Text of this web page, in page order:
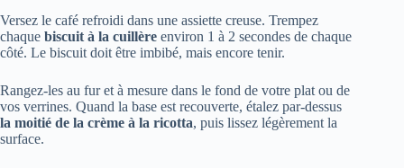
Versez le café refroidi dans une assiette creuse. Trempez
chaque biscuit à la cuillère environ 1 à 2 secondes de chaque
côté. Le biscuit doit être imbibé, mais encore tenir.
Rangez-les au fur et à mesure dans le fond de votre plat ou de
vos verrines. Quand la base est recouverte, étalez par-dessus
la moitié de la crème à la ricotta, puis lissez légèrement la
surface.